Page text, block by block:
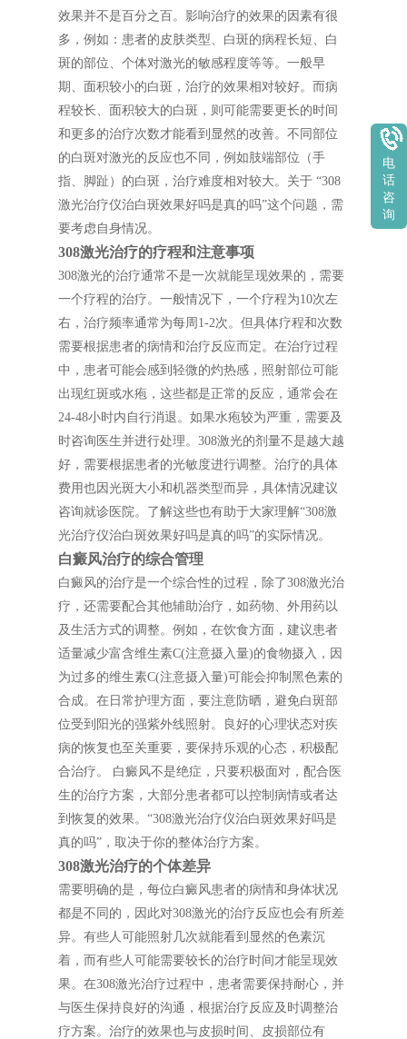
效果并不是百分之百。影响治疗的效果的因素有很
多，例如：患者的皮肤类型、白斑的病程长短、白
斑的部位、个体对激光的敏感程度等等。一般早
期、面积较小的白斑，治疗的效果相对较好。而病
程较长、面积较大的白斑，则可能需要更长的时间
和更多的治疗次数才能看到显然的改善。不同部位
的白斑对激光的反应也不同，例如肢端部位（手
指、脚趾）的白斑，治疗难度相对较大。关于 “308
激光治疗仪治白斑效果好吗是真的吗”这个问题，需
要考虑自身情况。
308激光治疗的疗程和注意事项
308激光的治疗通常不是一次就能呈现效果的，需要
一个疗程的治疗。一般情况下，一个疗程为10次左
右，治疗频率通常为每周1-2次。但具体疗程和次数
需要根据患者的病情和治疗反应而定。在治疗过程
中，患者可能会感到轻微的灼热感，照射部位可能
出现红斑或水疱，这些都是正常的反应，通常会在
24-48小时内自行消退。如果水疱较为严重，需要及
时咨询医生并进行处理。308激光的剂量不是越大越
好，需要根据患者的光敏度进行调整。治疗的具体
费用也因光斑大小和机器类型而异，具体情况建议
咨询就诊医院。了解这些也有助于大家理解“308激
光治疗仪治白斑效果好吗是真的吗”的实际情况。
白癜风治疗的综合管理
白癜风的治疗是一个综合性的过程，除了308激光治
疗，还需要配合其他辅助治疗，如药物、外用药以
及生活方式的调整。例如，在饮食方面，建议患者
适量减少富含维生素C(注意摄入量)的食物摄入，因
为过多的维生素C(注意摄入量)可能会抑制黑色素的
合成。在日常护理方面，要注意防晒，避免白斑部
位受到阳光的强紫外线照射。良好的心理状态对疾
病的恢复也至关重要，要保持乐观的心态，积极配
合治疗。 白癜风不是绝症，只要积极面对，配合医
生的治疗方案，大部分患者都可以控制病情或者达
到恢复的效果。“308激光治疗仪治白斑效果好吗是
真的吗”，取决于你的整体治疗方案。
308激光治疗的个体差异
需要明确的是，每位白癜风患者的病情和身体状况
都是不同的，因此对308激光的治疗反应也会有所差
异。有些人可能照射几次就能看到显然的色素沉
着，而有些人可能需要较长的治疗时间才能呈现效
果。在308激光治疗过程中，患者需要保持耐心，并
与医生保持良好的沟通，根据治疗反应及时调整治
疗方案。治疗的效果也与皮损时间、皮损部位有
电
话
咨
询